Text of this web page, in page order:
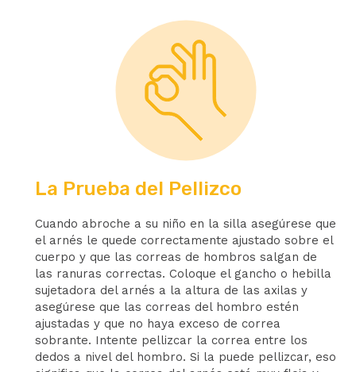
La Prueba del Pellizco
Cuando abroche a su niño en la silla asegúrese que
el arnés le quede correctamente ajustado sobre el
cuerpo y que las correas de hombros salgan de
las ranuras correctas. Coloque el gancho o hebilla
sujetadora del arnés a la altura de las axilas y
asegúrese que las correas del hombro estén
ajustadas y que no haya exceso de correa
sobrante. Intente pellizcar la correa entre los
dedos a nivel del hombro. Si la puede pellizcar, eso